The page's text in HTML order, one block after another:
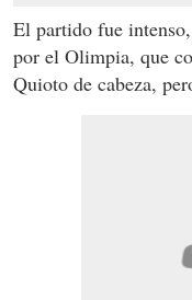
El partido fue
por el Olimpia, que
Quioto de cabeza,